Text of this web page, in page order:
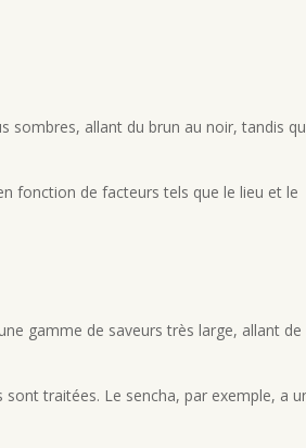
sombres, allant du brun au noir, tandis
fonction de facteurs tels que le lieu et le
gamme de saveurs très large, allant de
traitées. Le sencha, par exemple, a